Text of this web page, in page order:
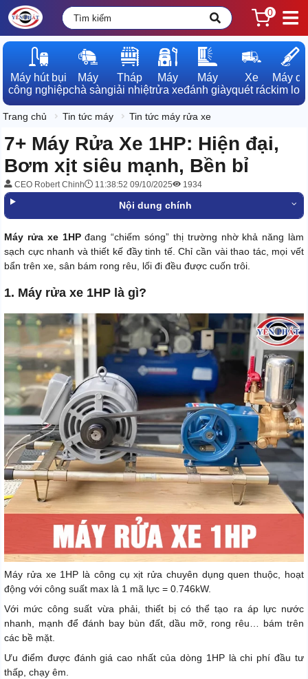
0
Máy hút bụi
công nghiệp
Máy
chà sàn
Tháp
giải nhiệt
Máy
rửa xe
Máy
đánh giày
Xe
quét rác
Máy dò
kim loại
Trang chủ Tin tức máy Tin tức máy rửa xe
7+ Máy Rửa Xe 1HP: Hiện đại,
Bơm xịt siêu mạnh, Bền bỉ
CEO Robert Chinh 11:38:52 09/10/2025 1934
Nội dung chính
Máy rửa xe 1HPđang “chiếm sóng” thị trường nhờ khả năng làm
sạch cực nhanh và thiết kế đầy tinh tế. Chỉ cần vài thao tác, mọi vết
bẩn trên xe, sân bám rong rêu, lối đi đều được cuốn trôi.
1. Máy rửa xe 1HP là gì?
Máy rửa xe 1HP là công cụ xịt rửa chuyên dụng quen thuộc, hoạt
động với công suất max là 1 mã lực = 0.746kW.
Với mức công suất vừa phải, thiết bị có thể tạo ra áp lực nước
nhanh, mạnh để đánh bay bùn đất, dầu mỡ, rong rêu… bám trên
các bề mặt.
Ưu điểm được đánh giá cao nhất của dòng 1HP là chi phí đầu tư
thấp, chạy êm.